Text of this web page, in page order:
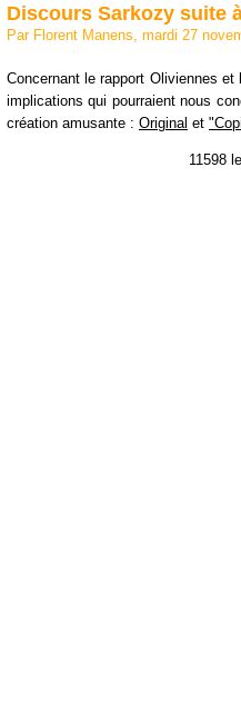
Discours Sarkozy suite
Par Florent Manens, mardi 27
Concernant le rapport Oliviennes
implications qui pourraient nous
création amusante : Original et
11598